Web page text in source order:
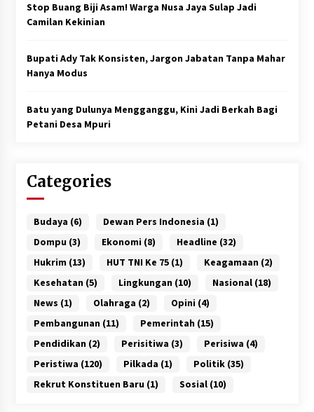
Stop Buang Biji Asam! Warga Nusa Jaya Sulap Jadi
Camilan Kekinian
Bupati Ady Tak Konsisten, Jargon Jabatan Tanpa Mahar
Hanya Modus
Batu yang Dulunya Mengganggu, Kini Jadi Berkah Bagi
Petani Desa Mpuri
Categories
Budaya (6) Dewan Pers Indonesia (1)
Dompu (3) Ekonomi (8) Headline (32)
Hukrim (13) HUT TNI Ke 75(1) Keagamaan (2)
Kesehatan (5) Lingkungan (10) Nasional(18)
News (1) Olahraga (2) Opini (4)
Pembangunan (11) Pemerintah (15)
Pendidikan (2) Perisitiwa (3) Perisiwa (4)
Peristiwa (120) Pilkada (1) Politik(35)
Rekrut Konstituen Baru (1) Sosial(10)